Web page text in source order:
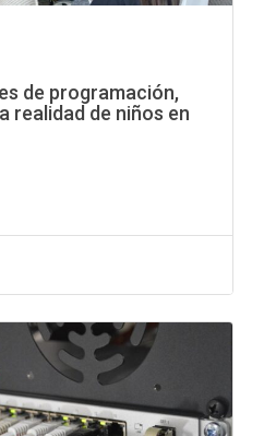
de programación,
realidad de niños en